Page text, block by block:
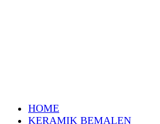
HOME
KERAMIK BEMALEN